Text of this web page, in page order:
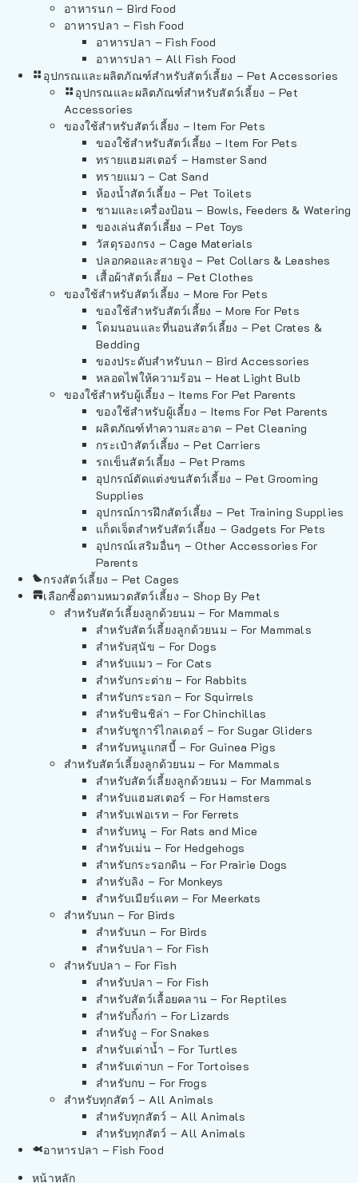
อาหารนก – Bird Food
อาหารปลา – Fish Food
อาหารปลา – Fish Food
อาหารปลา – All Fish Food
อุปกรณและผลิตภัณฑ์สำหรับสัตว์เลี้ยง – Pet Accessories
อุปกรณและผลิตภัณฑ์สำหรับสัตว์เลี้ยง – Pet
Accessories
ของใช้สำหรับสัตว์เลี้ยง – Item For Pets
ของใช้สำหรับสัตว์เลี้ยง – Item For Pets
ทรายแฮมสเตอร์ – Hamster Sand
ทรายแมว – Cat Sand
ห้องน้ำสัตว์เลี้ยง – Pet Toilets
ชามและเครื่องป้อน – Bowls, Feeders & Watering
ของเล่นสัตว์เลี้ยง – Pet Toys
วัสดุรองกรง – Cage Materials
ปลอกคอและสายจูง – Pet Collars & Leashes
เสื้อผ้าสัตว์เลี้ยง – Pet Clothes
ของใช้สำหรับสัตว์เลี้ยง – More For Pets
ของใช้สำหรับสัตว์เลี้ยง – More For Pets
โดมนอนและที่นอนสัตว์เลี้ยง – Pet Crates &
Bedding
ของประดับสำหรับนก – Bird Accessories
หลอดไฟให้ความร้อน – Heat Light Bulb
ของใช้สำหรับผู้เลี้ยง – Items For Pet Parents
ของใช้สำหรับผู้เลี้ยง – Items For Pet Parents
ผลิตภัณฑ์ทำความสะอาด – Pet Cleaning
กระเป๋าสัตว์เลี้ยง – Pet Carriers
รถเข็นสัตว์เลี้ยง – Pet Prams
อุปกรณ์ตัดแต่งขนสัตว์เลี้ยง – Pet Grooming
Supplies
อุปกรณ์การฝึกสัตว์เลี้ยง – Pet Training Supplies
แก็ดเจ็ตสำหรับสัตว์เลี้ยง – Gadgets For Pets
อุปกรณ์เสริมอื่นๆ – Other Accessories For
Parents
กรงสัตว์เลี้ยง – Pet Cages
เลือกซื้อตามหมวดสัตว์เลี้ยง – Shop By Pet
สำหรับสัตว์เลี้ยงลูกด้วยนม – For Mammals
สำหรับสัตว์เลี้ยงลูกด้วยนม – For Mammals
สำหรับสุนัข – For Dogs
สำหรับแมว – For Cats
สำหรับกระต่าย – For Rabbits
สำหรับกระรอก – For Squirrels
สำหรับชินชิล่า – For Chinchillas
สำหรับชูการ์ไกลเดอร์ – For Sugar Gliders
สำหรับหนูแกสบี้ – For Guinea Pigs
สำหรับสัตว์เลี้ยงลูกด้วยนม – For Mammals
สำหรับสัตว์เลี้ยงลูกด้วยนม – For Mammals
สำหรับแฮมสเตอร์ – For Hamsters
สำหรับเฟอเรท – For Ferrets
สำหรับหนู – For Rats and Mice
สำหรับเม่น – For Hedgehogs
สำหรับกระรอกดิน – For Prairie Dogs
สำหรับลิง – For Monkeys
สำหรับเมียร์แคท – For Meerkats
สำหรับนก – For Birds
สำหรับนก – For Birds
สำหรับปลา – For Fish
สำหรับปลา – For Fish
สำหรับปลา – For Fish
สำหรับสัตว์เลื้อยคลาน – For Reptiles
สำหรับกิ้งก่า – For Lizards
สำหรับงู – For Snakes
สำหรับเต่าน้ำ – For Turtles
สำหรับเต่าบก – For Tortoises
สำหรับกบ – For Frogs
สำหรับทุกสัตว์ – All Animals
สำหรับทุกสัตว์ – All Animals
สำหรับทุกสัตว์ – All Animals
อาหารปลา – Fish Food
หน้าหลัก